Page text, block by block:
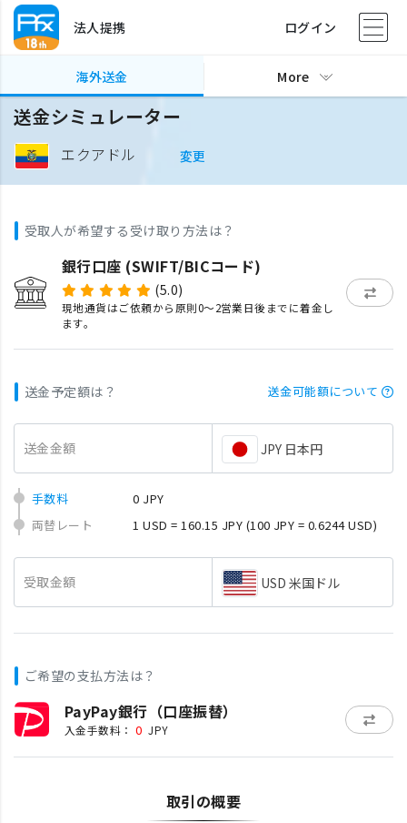
法人提携 ログイン
海外送金 More
送金シミュレーター
エクアドル 変更
受取人が希望する受け取り方法は？
銀行口座 (SWIFT/BICコード)
(5.0)
現地通貨はご依頼から原則0〜2営業日後までに着金し
ます。
送金予定額は？ 送金可能額について
送金金額 JPY 日本円
手数料
0 JPY
両替レート
1 USD = 160.15 JPY (100 JPY = 0.6244 USD)
受取金額 USD 米国ドル
ご希望の支払方法は？
PayPay銀行（口座振替）
入金手数料： 0 JPY
取引の概要